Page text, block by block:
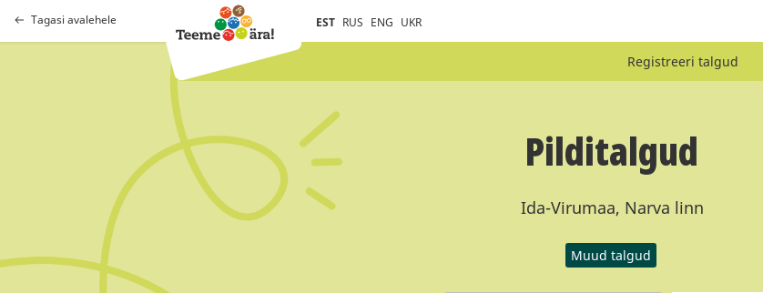
Tagasi avalehele EST RUS ENG UKR
Registreeri talgud
Pilditalgud
Ida-Virumaa, Narva linn
Muud talgud